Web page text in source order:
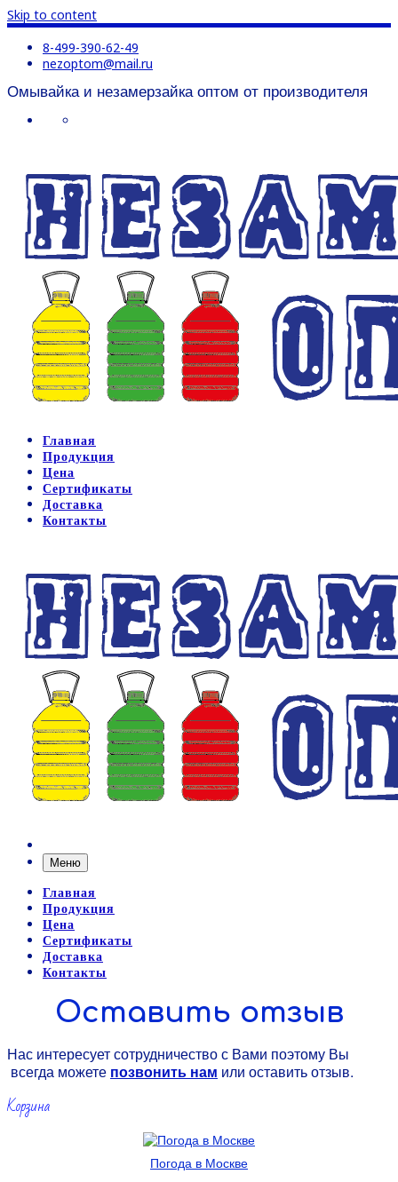
Skip to content
8-499-390-62-49
nezoptom@mail.ru
Омывайка и незамерзайка оптом от производителя
Главная
Продукция
Цена
Сертификаты
Доставка
Контакты
Меню
Главная
Продукция
Цена
Сертификаты
Доставка
Контакты
Оставить отзыв
Нас интересует сотрудничество с Вами поэтому Вы
всегда можете позвонить нам или оставить отзыв.
Корзина
Погода в Москве